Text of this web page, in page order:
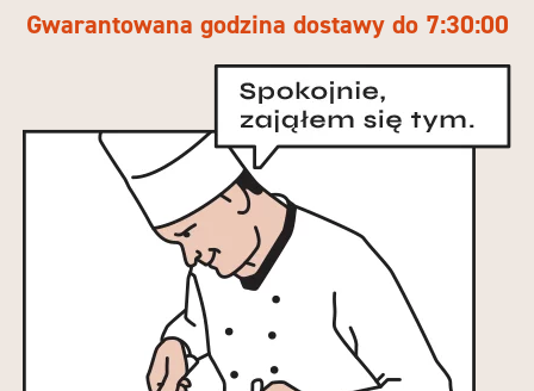
Gwarantowana godzina dostawy do 7:30:00